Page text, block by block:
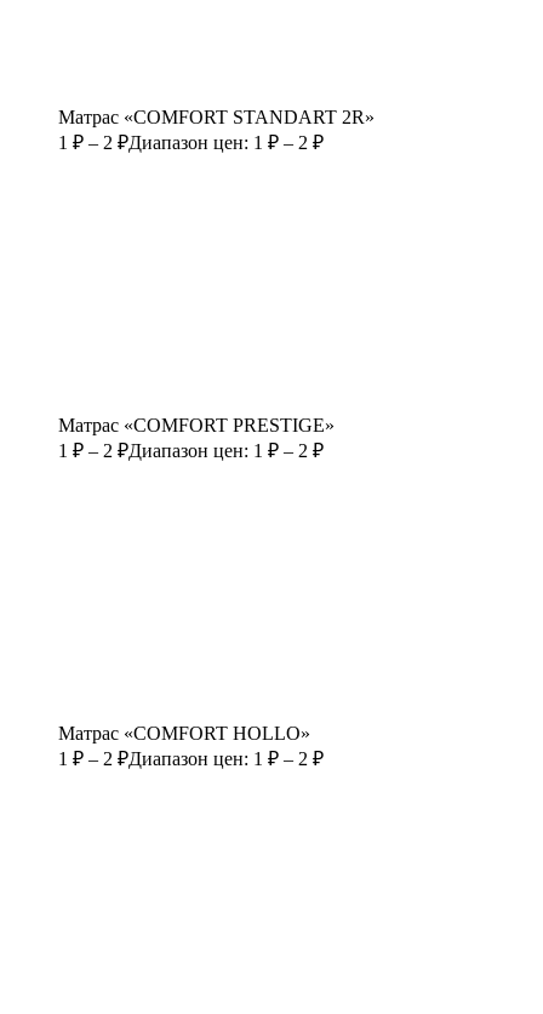
Матрас «COMFORT STANDART 2R»
1 ₽ – 2 ₽Диапазон цен: 1 ₽ – 2 ₽
Матрас «COMFORT PRESTIGE»
1 ₽ – 2 ₽Диапазон цен: 1 ₽ – 2 ₽
Матрас «COMFORT HOLLO»
1 ₽ – 2 ₽Диапазон цен: 1 ₽ – 2 ₽